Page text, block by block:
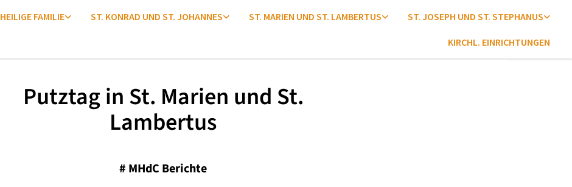
HEILIGE FAMILIE ST. KONRAD UND ST. JOHANNES ST. MARIEN UND ST. LAMBERTUS ST. JOSEPH UND ST. STEPHANUS
KIRCHL. EINRICHTUNGEN
Putztag in St. Marien und St.
Lambertus
# MHdC Berichte